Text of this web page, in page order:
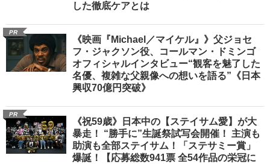
した徹底ケアとは
PR
《映画『Michael／マイケル』》父ジョセ
フ・ジャクソン役、コールマン・ドミンゴ
オフィシャルインタビュー“観客を魅了した
名優、複雑な父親像への想いを語る”《日本
興収70億円突破》
PR
《祝59歳》日本中の【ステイサム愛】が大
暴走！ “勝手に”生誕祭試写会開催！ 主演も
助演も全部ステイサム！「ステサミー賞」
爆誕！【応募総数941票 全54作品の栄冠に